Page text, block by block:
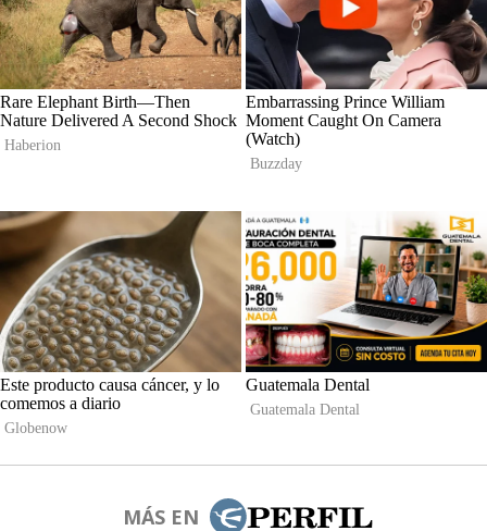
MÁS EN